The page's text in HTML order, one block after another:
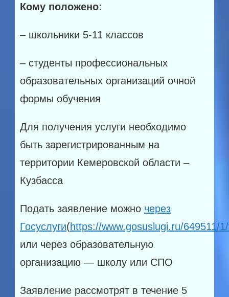
Кому положено:
– школьники 5-11 классов
– студенты профессиональных
образовательных организаций очной
формы обучения
Для получения услуги необходимо
быть зарегистрированным на
территории Кемеровской области –
Кузбасса
Подать заявление можно через
Госуслуги(https://www.gosuslugi.ru/649511/
или через образовательную
организацию — школу или СПО
Заявление рассмотрят в течение 5